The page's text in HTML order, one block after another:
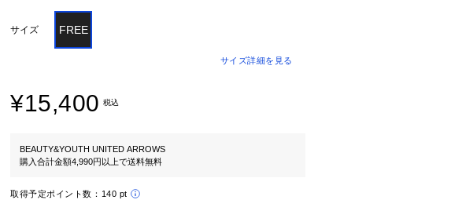
サイズ FREE
サイズ詳細を見る
¥15,400 税込
BEAUTY&YOUTH UNITED ARROWS
購入合計金額4,990円以上で送料無料
取得予定ポイント数： 140 pt